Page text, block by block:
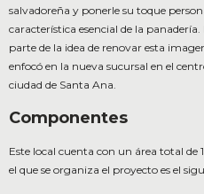
salvadoreña y ponerle su toque
característica esencial de la
parte de la idea de renovar esta
enfocó en la nueva sucursal en el
ciudad de Santa Ana.
Componentes
Este local cuenta con un área total
el que se organiza el proyecto es el